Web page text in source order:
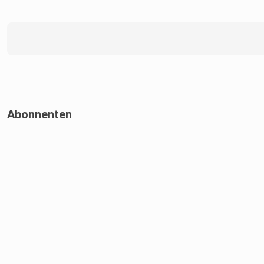
Abonnenten